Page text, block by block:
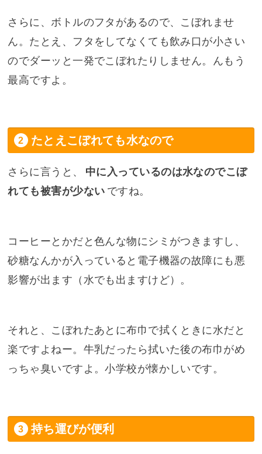
さらに、ボトルのフタがあるので、こぼれませ
ん。たとえ、フタをしてなくても飲み口が小さい
のでダーッと一発でこぼれたりしません。んもう
最高ですよ。
たとえこぼれても水なので
さらに言うと、
中に入っているのは水なのでこぼ
れても被害が少ない ですね。
コーヒーとかだと色んな物にシミがつきますし、
砂糖なんかが入っていると電子機器の故障にも悪
影響が出ます（水でも出ますけど）。
それと、こぼれたあとに布巾で拭くときに水だと
楽ですよねー。牛乳だったら拭いた後の布巾がめ
っちゃ臭いですよ。小学校が懐かしいです。
持ち運びが便利